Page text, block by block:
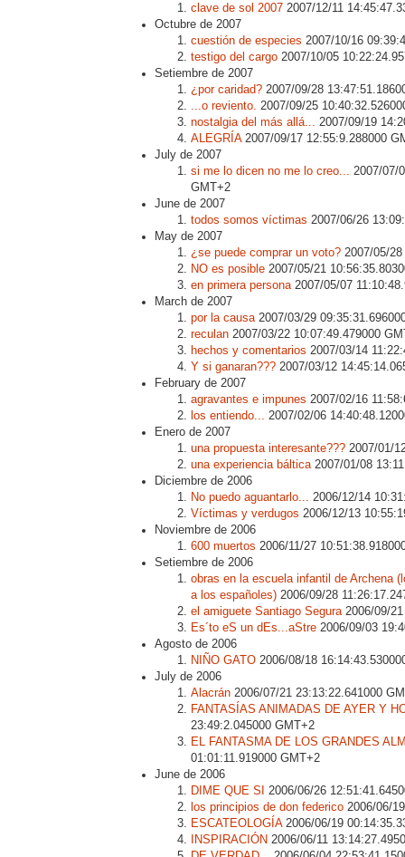
clave de sol 2007 2007/12/11
Octubre de 2007
cuestión de especies 2007/10/16
testigo del cargo 2007/10/05
Setiembre de 2007
¿por caridad? 2007/09/28
...o reviento.
2007/09/25
nostalgia del más allá...
2007/09/19
ALEGRÍA2007/09/17 12:55:9.288000
July de 2007
si me lo dicen no me lo creo...
2007/07/
GMT+2
June de 2007
todos somos víctimas 2007/06/26
May de 2007
¿se puede comprar un voto? 2007/05/
NO es posible 2007/05/21
en primera persona 2007/05/07
March de 2007
por la causa 2007/03/29
reculan 2007/03/22 10:07:49.479000
hechos y comentarios 2007/03/14
Y si ganaran??? 2007/03/12
February de 2007
agravantes e impunes 2007/02/16
los entiendo...
2007/02/06
Enero de 2007
una propuesta interesante??? 2007/01/
una experiencia báltica 2007/01/08
Diciembre de 2006
No puedo aguantarlo...
2006/12/14
Víctimas y verdugos 2006/12/13
Noviembre de 2006
600 muertos 2006/11/27
Setiembre de 2006
obras en la escuela infantil de Archena
a los españoles) 2006/09/28
el amiguete Santiago Segura 2006/09/
Es´to eS un dEs...aStre 2006/09/03
Agosto de 2006
NIÑO GATO 2006/08/18
July de 2006
Alacrán 2006/07/21 23:13:22.641000
FANTASÍAS ANIMADAS DE AYER Y
23:49:2.045000 GMT+2
EL FANTASMA DE LOS GRANDES
01:01:11.919000 GMT+2
June de 2006
DIME QUE SI
2006/06/26
los principios de don federico 2006/06/
ESCATEOLOGÍA2006/06/19
INSPIRACIÓN 2006/06/11